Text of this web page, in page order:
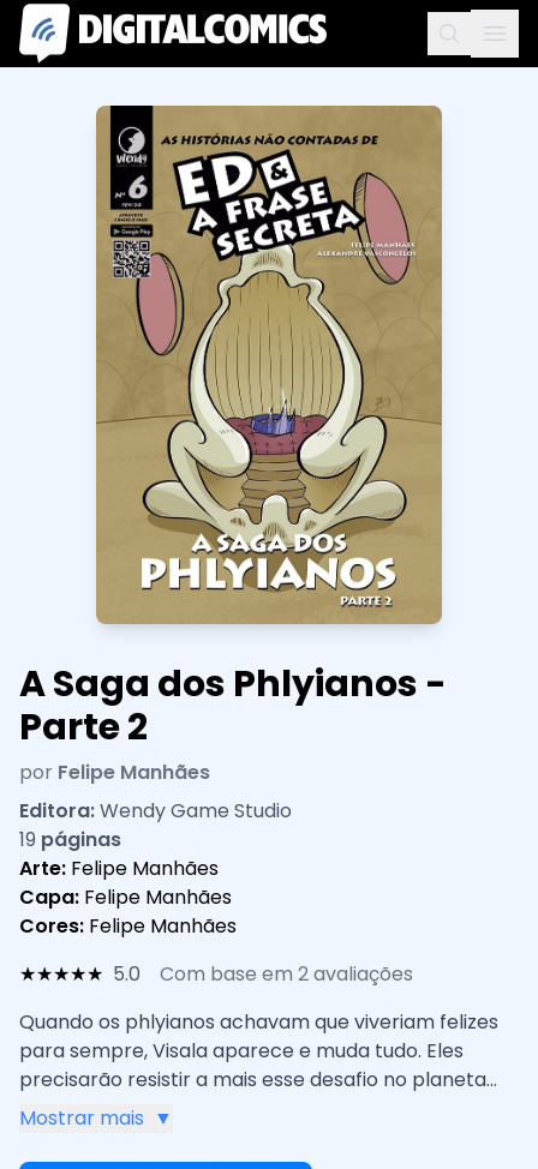
A Saga dos Phlyianos -
Parte 2
por Felipe Manhães
Editora:Wendy Game Studio
19 páginas
Arte: Felipe Manhães
Capa: Felipe Manhães
Cores: Felipe Manhães
★★★★★ 5.0
Com base em 2 avaliações
Quando os phlyianos achavam que viveriam felizes
para sempre, Visala aparece e muda tudo. Eles
precisarão resistir a mais esse desafio no planeta
Eka.
Mostrar mais ▼